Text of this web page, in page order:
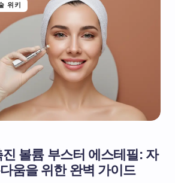
위키
볼륨 부스터 에스테필: 자
움을 위한 완벽 가이드